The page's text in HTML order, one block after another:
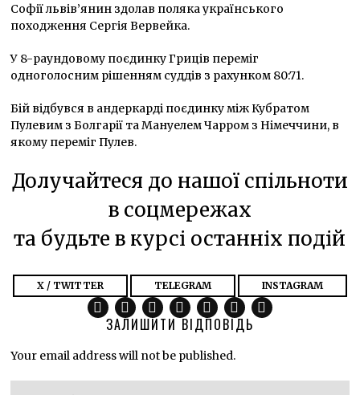
Софії львів’янин здолав поляка українського
походження Сергія Вервейка.
У 8-раундовому поєдинку Гриців переміг
одноголосним рішенням суддів з рахунком 80:71.
Бій відбувся в андеркарді поєдинку між Кубратом
Пулевим з Болгарії та Мануелем Чарром з Німеччини, в
якому переміг Пулев.
Долучайтеся до нашої спільноти
в соцмережах
та будьте в курсі останніх подій
X / TWITTER TELEGRAM INSTAGRAM
ЗАЛИШИТИ ВІДПОВІДЬ
Your email address will not be published.